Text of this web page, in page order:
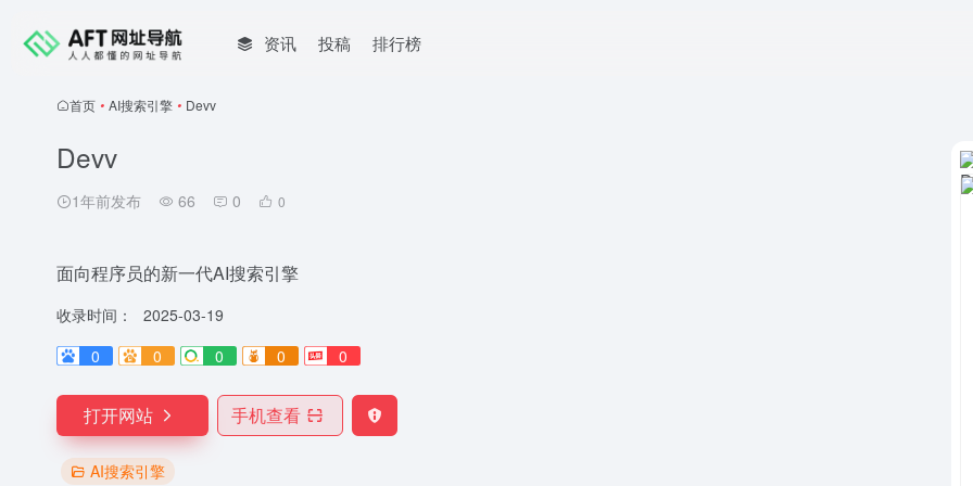
资讯 投稿 排行榜
首页 • AI搜索引擎 • Devv
Devv
1年前发布 66 0 0
面向程序员的新一代AI搜索引擎
收录时间：
2025-03-19
0
0 0 0 0
打开网站 手机查看
AI搜索引擎